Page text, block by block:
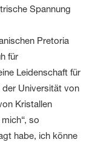
Spannung
Pretoria
für
Leidenschaft für
der Universität von
Kristallen
so
habe, ich könne